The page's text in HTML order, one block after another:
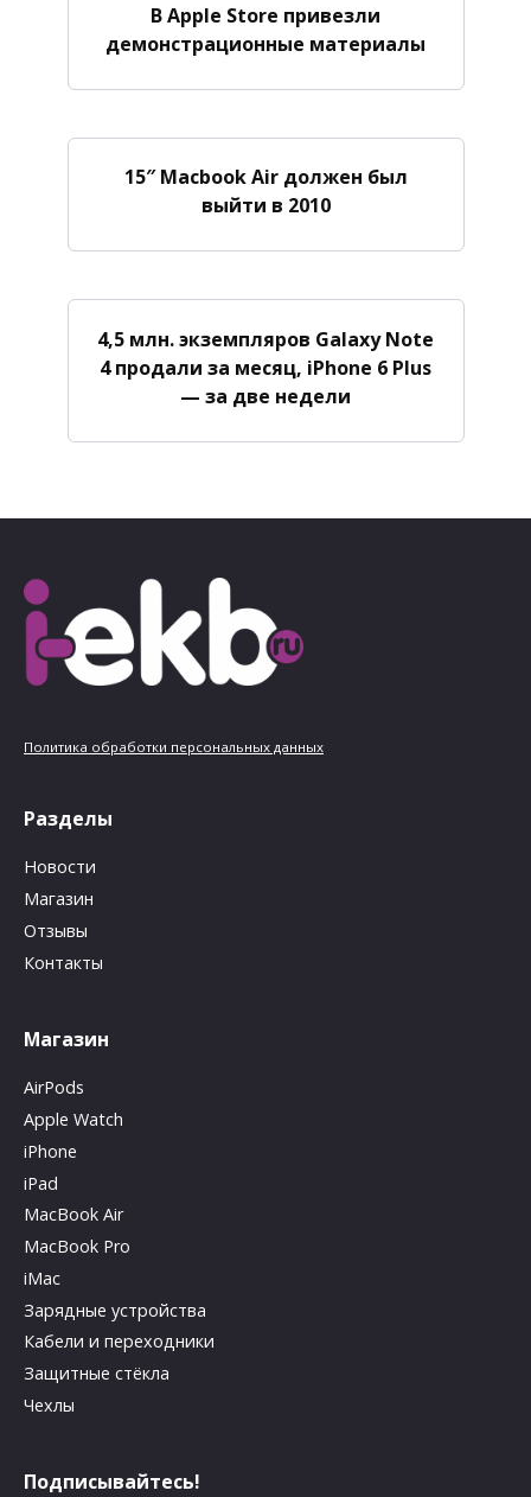
В Apple Store привезли
демонстрационные материалы
15″ Macbook Air должен был
выйти в 2010
4,5 млн. экземпляров Galaxy Note
4 продали за месяц, iPhone 6 Plus
— за две недели
Политика обработки персональных данных
Разделы
Новости
Магазин
Отзывы
Контакты
Магазин
AirPods
Apple Watch
iPhone
iPad
MacBook Air
MacBook Pro
iMac
Зарядные устройства
Кабели и переходники
Защитные стёкла
Чехлы
Подписывайтесь!